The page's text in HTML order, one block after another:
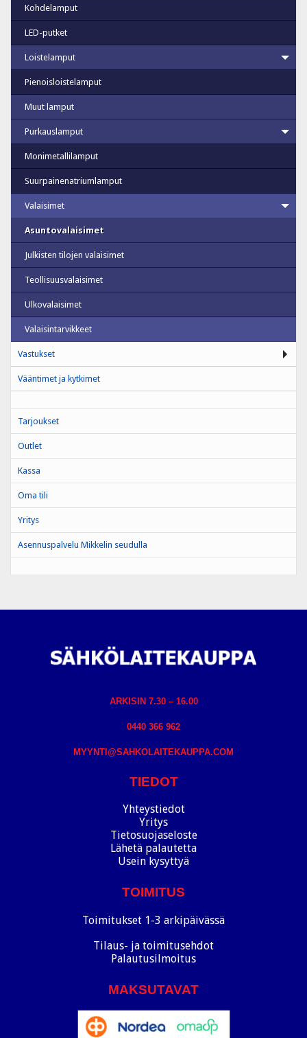
Kohdelamput
LED-putket
Loistelamput
Pienoisloistelamput
Muut lamput
Purkauslamput
Monimetallilamput
Suurpainenatriumlamput
Valaisimet
Asuntovalaisimet
Julkisten tilojen valaisimet
Teollisuusvalaisimet
Ulkovalaisimet
Valaisintarvikkeet
Vastukset
Vääntimet ja kytkimet
Tarjoukset
Outlet
Kassa
Oma tili
Yritys
Asennuspalvelu Mikkelin seudulla
ARKISIN 7.30 – 16.00
0440 366 962
MYYNTI@SAHKOLAITEKAUPPA.COM
TIEDOT
Yhteystiedot
Yritys
Tietosuojaseloste
Lähetä palautetta
Usein kysyttyä
TOIMITUS
Toimitukset 1-3 arkipäivässä
Tilaus- ja toimitusehdot
Palautusilmoitus
MAKSUTAVAT